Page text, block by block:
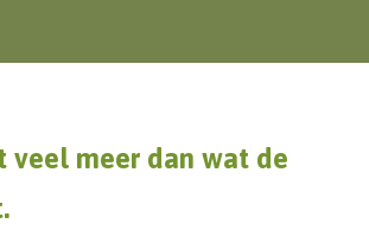
veel meer dan wat de